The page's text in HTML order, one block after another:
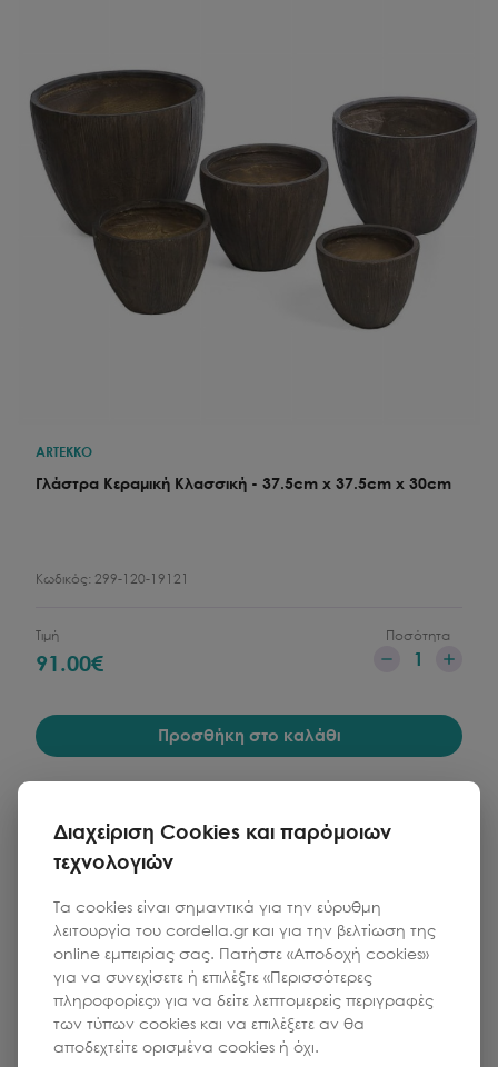
ARTEKKO
Γλάστρα Κεραμική Κλασσική - 37.5cm x 37.5cm x 30cm
Κωδικός: 299-120-19121
Τιμή
91.00€
Ποσότητα
1
Προσθήκη στο καλάθι
Διαχείριση Cookies και παρόμοιων
τεχνολογιών
Τα cookies είναι σημαντικά για την εύρυθμη
λειτουργία του cordella.gr και για την βελτίωση της
online εμπειρίας σας. Πατήστε «Αποδοχή cookies»
για να συνεχίσετε ή επιλέξτε «Περισσότερες
πληροφορίες» για να δείτε λεπτομερείς περιγραφές
των τύπων cookies και να επιλέξετε αν θα
αποδεχτείτε ορισμένα cookies ή όχι.